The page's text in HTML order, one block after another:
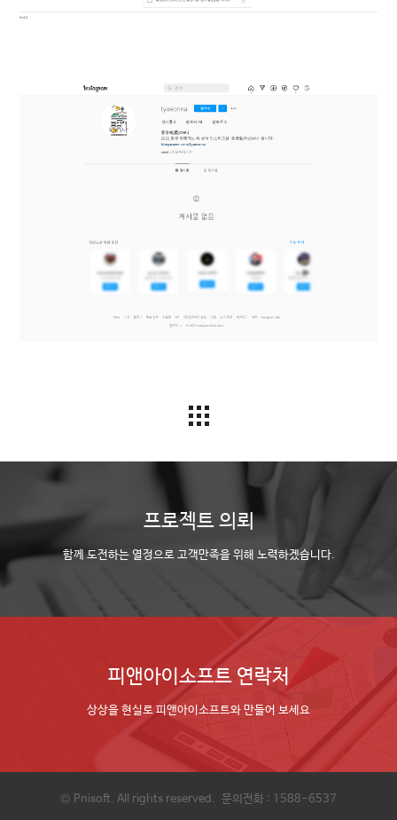
프로젝트 의뢰
함께 도전하는 열정으로 고객만족을 위해 노력하겠습니다.
피앤아이소프트 연락처
상상을 현실로 피앤아이소프트와 만들어 보세요
© Pnisoft. All rights reserved. 문의전화 : 1588-6537